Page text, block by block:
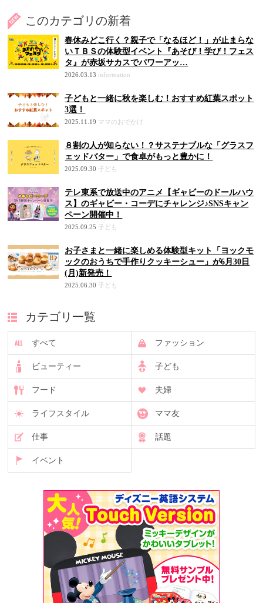
このカテゴリの新着
春休みどこ行く？親子で「なるほど！」が止まらな
いＴＢＳの体験型イベント『あそび！学び！フェス
タ』が赤坂サカスでパワーアッ…
2026.03.13 information
子どもと一緒に秋を楽しむ！おすすめ紅葉スポット
3選！
2025.11.19 ママのおでかけ
８割の人が知らない！？サステナブルな「グラスフ
ェッドバター」で食卓がもっと豊かに！
2025.09.30 子ども
テレ東系で放送中のアニメ【ギャビーのドールハウ
ス】のギャビー・コーデにチャレンジ♪SNSキャン
ペーン開催中！
2025.09.25 子ども
お子さまと一緒に楽しめる体験型キット「ヨックモ
ックのおうちで手作りクッキーシュー」が6月30日
(月)新発売！
2025.06.30 子ども
カテゴリ一覧
すべて ファッション
ビューティー 子ども
フード 夫婦
ライフスタイル ママ友
仕事 話題
イベント